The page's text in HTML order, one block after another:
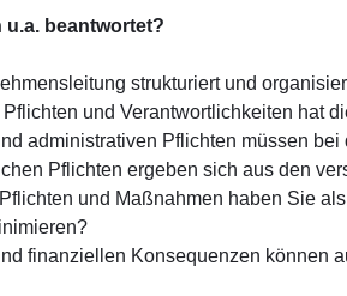
u.a. beantwortet?
strukturiert und
und Verantwortlichkeiten hat
administrativen Pflichten müssen
Pflichten ergeben sich aus den
und Maßnahmen haben Sie
finanziellen Konsequenzen können